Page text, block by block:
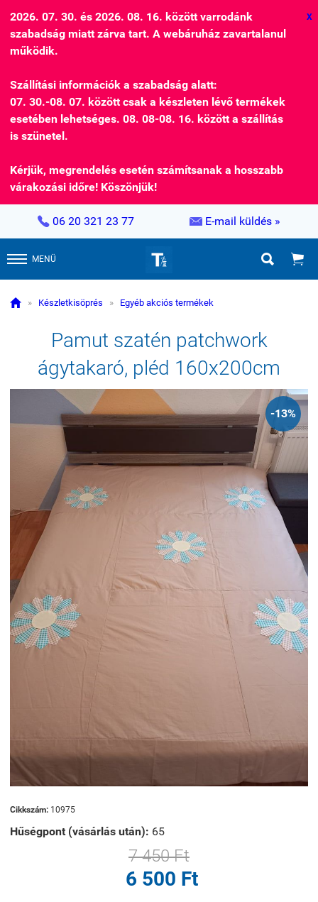
2026. 07. 30. és 2026. 08. 16. között varrodánk
szabadság miatt zárva tart. A webáruház zavartalanul
működik.
Szállítási információk a szabadság alatt:
07. 30.-08. 07. között csak a készleten lévő termékek
esetében lehetséges. 08. 08-08. 16. között a szállítás
is szünetel.
Kérjük, megrendelés esetén számítsanak a hosszabb
várakozási időre! Köszönjük!
X
 06 20 321 23 77  E-mail küldés »
MENÜ  
 » Készletkisöprés » Egyéb akciós termékek
Pamut szatén patchwork
ágytakaró, pléd 160x200cm
-13%
Cikkszám: 10975
Hűségpont (vásárlás után): 65
7 450 Ft
6 500 Ft